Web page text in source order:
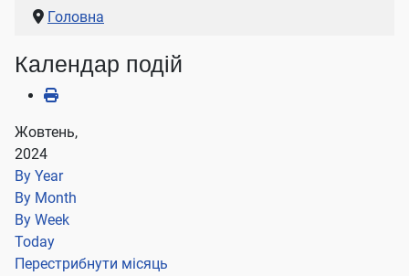
Головна
Календар подій
Жовтень,
2024
By Year
By Month
By Week
Today
Перестрибнути місяць